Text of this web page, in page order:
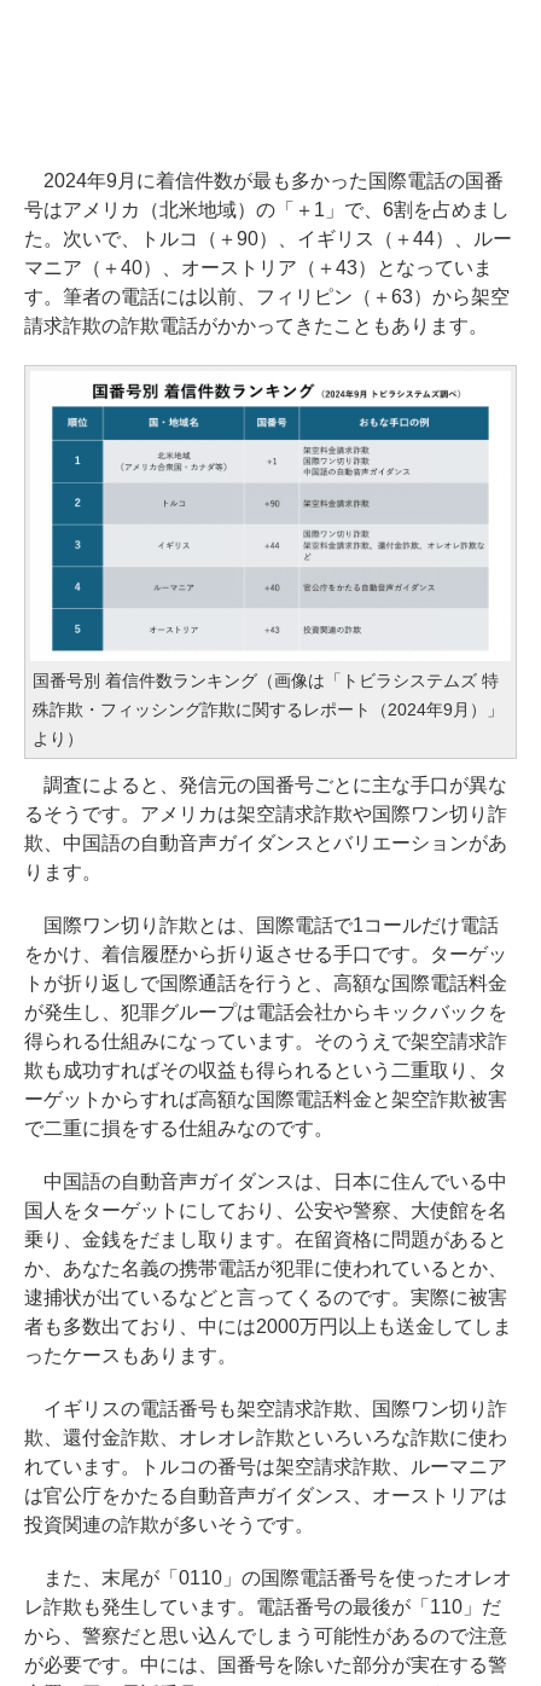
2024年9月に着信件数が最も多かった国際電話の国番
号はアメリカ（北米地域）の「＋1」で、6割を占めまし
た。次いで、トルコ（＋90）、イギリス（＋44）、ルー
マニア（＋40）、オーストリア（＋43）となっていま
す。筆者の電話には以前、フィリピン（＋63）から架空
請求詐欺の詐欺電話がかかってきたこともあります。
国番号別 着信件数ランキング（画像は「トビラシステムズ 特
殊詐欺・フィッシング詐欺に関するレポート（2024年9月）」
より）
調査によると、発信元の国番号ごとに主な手口が異な
るそうです。アメリカは架空請求詐欺や国際ワン切り詐
欺、中国語の自動音声ガイダンスとバリエーションがあ
ります。
国際ワン切り詐欺とは、国際電話で1コールだけ電話
をかけ、着信履歴から折り返させる手口です。ターゲッ
トが折り返しで国際通話を行うと、高額な国際電話料金
が発生し、犯罪グループは電話会社からキックバックを
得られる仕組みになっています。そのうえで架空請求詐
欺も成功すればその収益も得られるという二重取り、タ
ーゲットからすれば高額な国際電話料金と架空詐欺被害
で二重に損をする仕組みなのです。
中国語の自動音声ガイダンスは、日本に住んでいる中
国人をターゲットにしており、公安や警察、大使館を名
乗り、金銭をだまし取ります。在留資格に問題があると
か、あなた名義の携帯電話が犯罪に使われているとか、
逮捕状が出ているなどと言ってくるのです。実際に被害
者も多数出ており、中には2000万円以上も送金してしま
ったケースもあります。
イギリスの電話番号も架空請求詐欺、国際ワン切り詐
欺、還付金詐欺、オレオレ詐欺といろいろな詐欺に使わ
れています。トルコの番号は架空請求詐欺、ルーマニア
は官公庁をかたる自動音声ガイダンス、オーストリアは
投資関連の詐欺が多いそうです。
また、末尾が「0110」の国際電話番号を使ったオレオ
レ詐欺も発生しています。電話番号の最後が「110」だ
から、警察だと思い込んでしまう可能性があるので注意
が必要です。中には、国番号を除いた部分が実在する警